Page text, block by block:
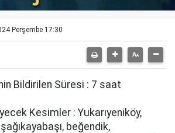
Perşembe 17:30
Bildirilen Süresi : 7 saat
Kesimler : Yukarıyeni̇köy,
beğendi̇k,